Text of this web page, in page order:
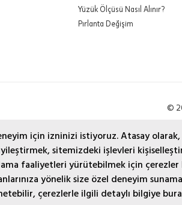
için izninizi istiyoruz. Atasay
sitemizdeki işlevleri
faaliyetleri yürütebilmek için çerezler
yönelik size özel deneyim
çerezlerle ilgili detaylı bilgiye
Yüzük Ölçüsü Nasıl Alınır?
Pırlanta Değişim
©